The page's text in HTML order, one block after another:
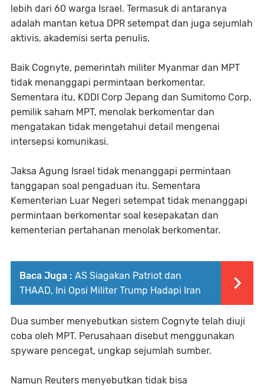
lebih dari 60 warga Israel. Termasuk di antaranya
adalah mantan ketua DPR setempat dan juga sejumlah
aktivis, akademisi serta penulis.
Baik Cognyte, pemerintah militer Myanmar dan MPT
tidak menanggapi permintaan berkomentar.
Sementara itu, KDDI Corp Jepang dan Sumitomo Corp,
pemilik saham MPT, menolak berkomentar dan
mengatakan tidak mengetahui detail mengenai
intersepsi komunikasi.
Jaksa Agung Israel tidak menanggapi permintaan
tanggapan soal pengaduan itu. Sementara
Kementerian Luar Negeri setempat tidak menanggapi
permintaan berkomentar soal kesepakatan dan
kementerian pertahanan menolak berkomentar.
Baca Juga : AS Siagakan Patriot dan
THAAD, Ini Opsi Militer Trump Hadapi Iran
Dua sumber menyebutkan sistem Cognyte telah diuji
coba oleh MPT. Perusahaan disebut menggunakan
spyware pencegat, ungkap sejumlah sumber.
Namun Reuters menyebutkan tidak bisa